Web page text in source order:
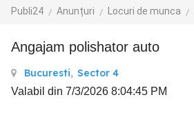
Publi24 Anunțuri Locuri de munca
Angajam polishator auto
Bucuresti, Sector 4
Valabil din 7/3/2026 8:04:45 PM